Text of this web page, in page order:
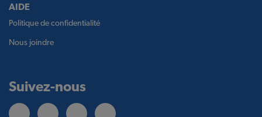
AIDE
Politique de confidentialité
Nous joindre
Suivez-nous